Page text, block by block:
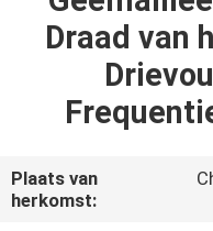
PRODUCTEN
VIDEOS
ONGEVEER
ONS
Draad van
Plaats van
herkomst: